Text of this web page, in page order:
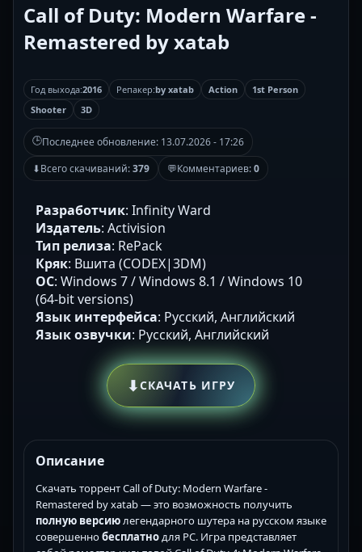
Call of Duty: Modern Warfare -
Remastered by xatab
Год выхода:2016 Репакер:by xatab Action
1st Person
Shooter
3D
🕒Последнее обновление: 13.07.2026 - 17:26
⬇Всего скачиваний:379 💬Комментариев:0
Разработчик: Infinity Ward
Издатель: Activision
Тип релиза: RePack
Кряк: Вшита (CODEX|3DM)
ОС: Windows 7 / Windows 8.1 / Windows 10
(64-bit versions)
Язык интерфейса: Русский, Английский
Язык озвучки: Русский, Английский
⬇СКАЧАТЬ ИГРУ
Описание
Скачать торрент Call of Duty: Modern Warfare -
Remastered by xatab — это возможность получить
полную версиюлегендарного шутера на русском языке
совершеннобесплатнодля PC. Игра представляет